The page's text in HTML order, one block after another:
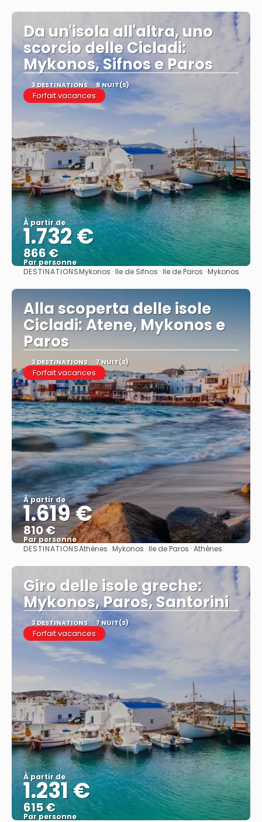
Da un'isola all'altra, uno
scorcio delle Cicladi:
Mykonos, Sifnos e Paros
3 DESTINATIONS 8 NUIT(S)
Forfait vacances
À partir de
1.732 €
866 €
Par personne
Afficher
DESTINATIONSMykonos · Ile de Sifnos · Ile de Paros · Mykonos
Alla scoperta delle isole
Cicladi: Atene, Mykonos e
Paros
3 DESTINATIONS 7 NUIT(S)
Forfait vacances
À partir de
1.619 €
810 €
Par personne
Afficher
DESTINATIONSAthènes · Mykonos · Ile de Paros · Athènes
Giro delle isole greche:
Mykonos, Paros, Santorini
3 DESTINATIONS 7 NUIT(S)
Forfait vacances
À partir de
1.231 €
615 €
Par personne